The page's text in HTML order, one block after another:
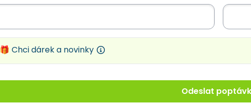
🎁 Chci dárek a novinky
Odeslat